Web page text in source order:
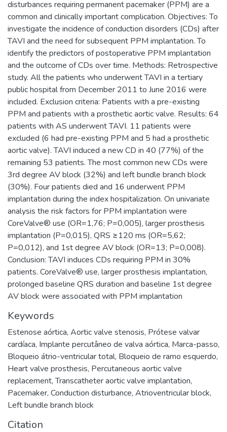
disturbances requiring permanent pacemaker (PPM) are a
common and clinically important complication. Objectives: To
investigate the incidence of conduction disorders (CDs) after
TAVI and the need for subsequent PPM implantation. To
identify the predictors of postoperative PPM implantation
and the outcome of CDs over time. Methods: Retrospective
study. All the patients who underwent TAVI in a tertiary
public hospital from December 2011 to June 2016 were
included. Exclusion criteria: Patients with a pre-existing
PPM and patients with a prosthetic aortic valve. Results: 64
patients with AS underwent TAVI. 11 patients were
excluded (6 had pre-existing PPM and 5 had a prosthetic
aortic valve). TAVI induced a new CD in 40 (77%) of the
remaining 53 patients. The most common new CDs were
3rd degree AV block (32%) and left bundle branch block
(30%). Four patients died and 16 underwent PPM
implantation during the index hospitalization. On univariate
analysis the risk factors for PPM implantation were
CoreValve® use (OR=1,76; P=0,005), larger prosthesis
implantation (P=0,015), QRS ≥120 ms (OR=5,62;
P=0,012), and 1st degree AV block (OR=13; P=0,008).
Conclusion: TAVI induces CDs requiring PPM in 30%
patients. CoreValve® use, larger prosthesis implantation,
prolonged baseline QRS duration and baseline 1st degree
AV block were associated with PPM implantation
Keywords
Estenose aórtica, Aortic valve stenosis, Prótese valvar
cardíaca, Implante percutâneo de valva aórtica, Marca-passo,
Bloqueio átrio-ventricular total, Bloqueio de ramo esquerdo,
Heart valve prosthesis, Percutaneous aortic valve
replacement,Transcatheter aortic valve implantation,
Pacemaker, Conduction disturbance, Atrioventricular block,
Left bundle branch block
Citation